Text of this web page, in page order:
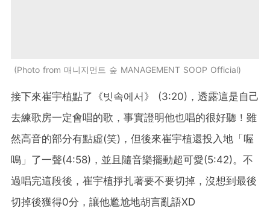
Photo from 매니지먼트 숲 MANAGEMENT SOOP Official
接下來崔宇植點了《빗속에서》 (3:20)，透露這是自己
去練歌房一定會唱的歌，事實證明他也唱的很好聽！雖
然高音的部分有點虛(笑)，但後來崔宇植還投入地「喔
嗚」了一聲(4:58)，並且隨音樂擺動超可愛(5:42)。不
過唱完這段後，崔宇植掙扎著要不要切掉，沒想到最後
切掉後獲得0分，讓他尷尬地胡言亂語XD